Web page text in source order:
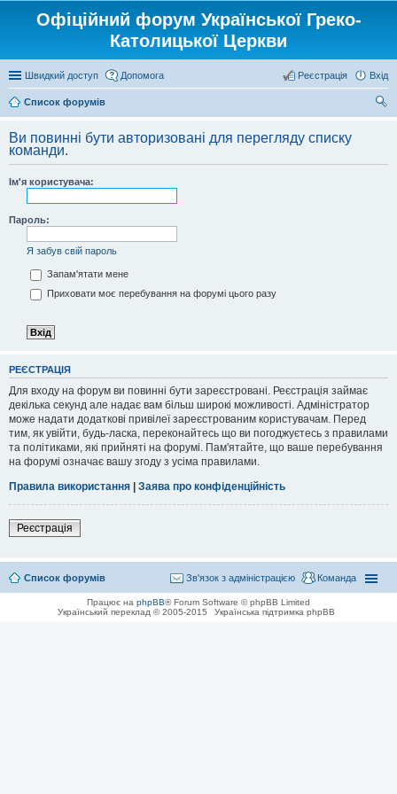
Офіційний форум Української Греко-
Католицької Церкви
Швидкий доступ Допомога Вхід
Реєстрація
Список форумів
Ви повинні бути авторизовані для перегляду списку
команди.
Ім'я користувача:
Пароль:
Я забув свій пароль
Запам'ятати мене
Приховати моє перебування на форумі цього разу
РЕЄСТРАЦІЯ
Для входу на форум ви повинні бути зареєстровані. Реєстрація займає
декілька секунд але надає вам більш широкі можливості. Адміністратор
може надати додаткові привілеї зареєстрованим користувачам. Перед
тим, як увійти, будь-ласка, переконайтесь що ви погоджуєтесь з правилами
та політиками, які прийняті на форумі. Пам'ятайте, що ваше перебування
на форумі означає вашу згоду з усіма правилами.
Правила використання | Заява про конфіденційність
Реєстрація
Список форумів Команда
Зв'язок з адміністрацією
Працює на phpBB® Forum Software © phpBB Limited
Український переклад © 2005-2015
Українська підтримка phpBB